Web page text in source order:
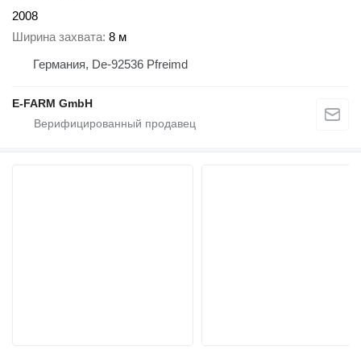
2008
Ширина захвата 8 м
Германия, De-92536 Pfreimd
E-FARM GmbH